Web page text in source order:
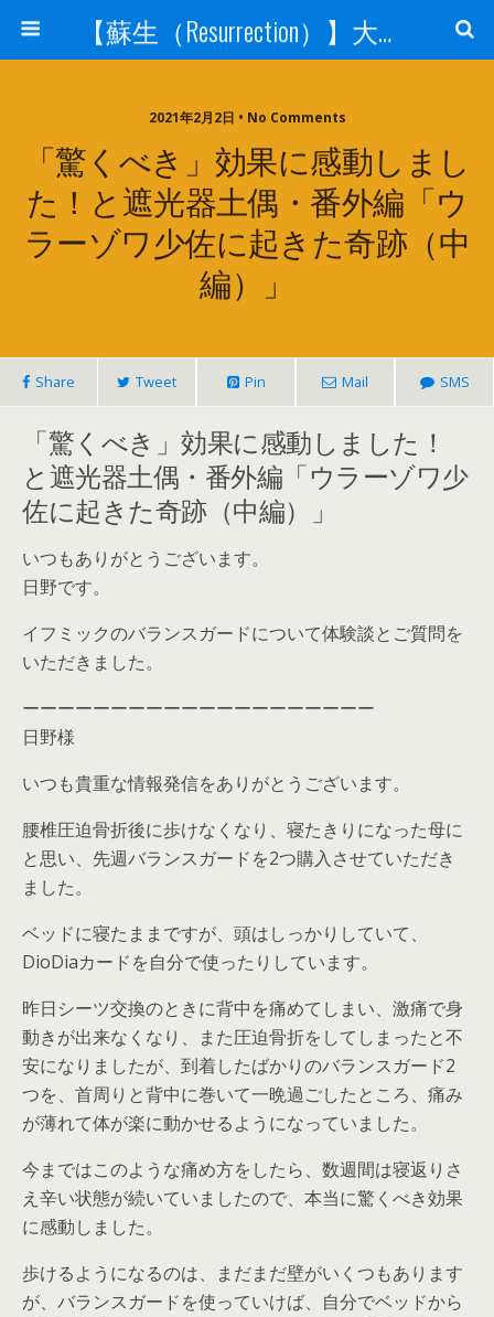
【蘇生（Resurrection）】大宇宙と人体の神秘を紐解く
2021年2月2日 • No Comments
「驚くべき」効果に感動しまし
た！と遮光器土偶・番外編「ウ
ラーゾワ少佐に起きた奇跡（中
編）」
Share Tweet Pin Mail SMS
「驚くべき」効果に感動しました！
と遮光器土偶・番外編「ウラーゾワ少
佐に起きた奇跡（中編）」
いつもありがとうございます。
日野です。
イフミックのバランスガードについて体験談とご質問を
いただきました。
ーーーーーーーーーーーーーーーーーーーー
日野様
いつも貴重な情報発信をありがとうございます。
腰椎圧迫骨折後に歩けなくなり、寝たきりになった母に
と思い、先週バランスガードを2つ購入させていただき
ました。
ベッドに寝たままですが、頭はしっかりしていて、
DioDiaカードを自分で使ったりしています。
昨日シーツ交換のときに背中を痛めてしまい、激痛で身
動きが出来なくなり、また圧迫骨折をしてしまったと不
安になりましたが、到着したばかりのバランスガード2
つを、首周りと背中に巻いて一晩過ごしたところ、痛み
が薄れて体が楽に動かせるようになっていました。
今まではこのような痛め方をしたら、数週間は寝返りさ
え辛い状態が続いていましたので、本当に驚くべき効果
に感動しました。
歩けるようになるのは、まだまだ壁がいくつもあります
が、バランスガードを使っていけば、自分でベッドから